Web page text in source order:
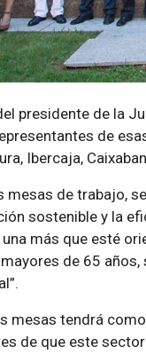
presidente de la
de
Ibercaja,
mesas de trabajo,
sostenible y la
más que esté
de 65
mesas tendrá
de que este